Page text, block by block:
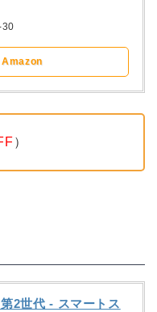
Amazon
）
2世代 - スマートス